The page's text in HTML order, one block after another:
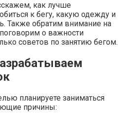
как лучше
к бегу, какую одежду и
Также обратим внимание на
о важности
советов по занятию бегом.
планируете заниматься
причины: